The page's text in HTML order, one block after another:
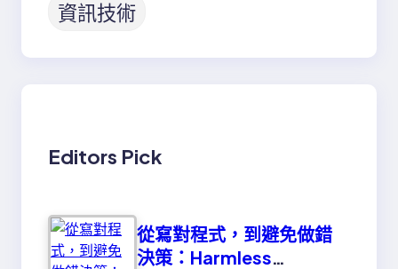
資訊技術
Editors Pick
從寫對程式，到避免做錯
決策：Harmless